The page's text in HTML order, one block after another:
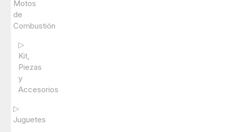
Motos
de
Combustión
▷
Kit,
Piezas
y
Accesorios
▷
Juguetes